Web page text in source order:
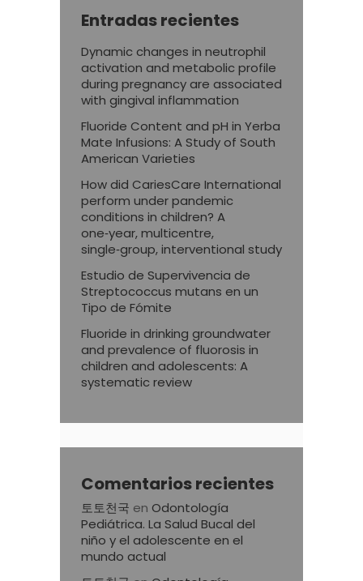
Entradas recientes
Dynamic changes in neutrophil
activation and metabolic profile
during pregnancy are associated
with gingival inflammation
Fluoride Content and pH in Yerba
Mate Infusions: A Study of South
American Varieties
How did CariesCare International
perform under pandemic
conditions in children? A
one‑year, multicentre,
single‑group, interventional study
Estudio de Supervivencia de
Streptococcus mutans en un
Tipo de Fómite
Fluoride in drinking groundwater
and prevalence of fluorosis in
children and adolescents: A
systematic review
Comentarios recientes
토토천국 en Odontología
Pediátrica. La Salud Bucal del
niño y el adolescente en el
mundo actual